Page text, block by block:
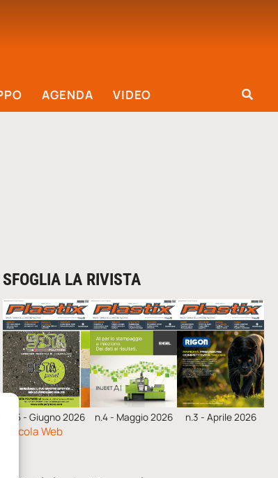
AGENDA VIDEO
SFOGLIA LA RIVISTA
n.5 - Giugno 2026 n.4 - Maggio 2026 n.3 - Aprile 2026
Edicola Web